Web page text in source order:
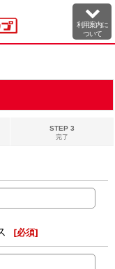
利用案内に
ついて
STEP 3
完了
[必須]